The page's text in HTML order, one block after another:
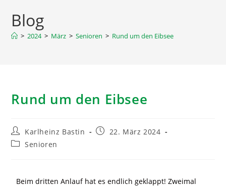
Blog
> 2024 > März > Senioren > Rund um den Eibsee
Rund um den Eibsee
Karlheinz Bastin
22. März 2024
Senioren
Beim dritten Anlauf hat es endlich geklappt! Zweimal